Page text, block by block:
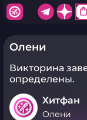
shopping_bag
Олени
Викторина
определены.
Хитфан
Олени